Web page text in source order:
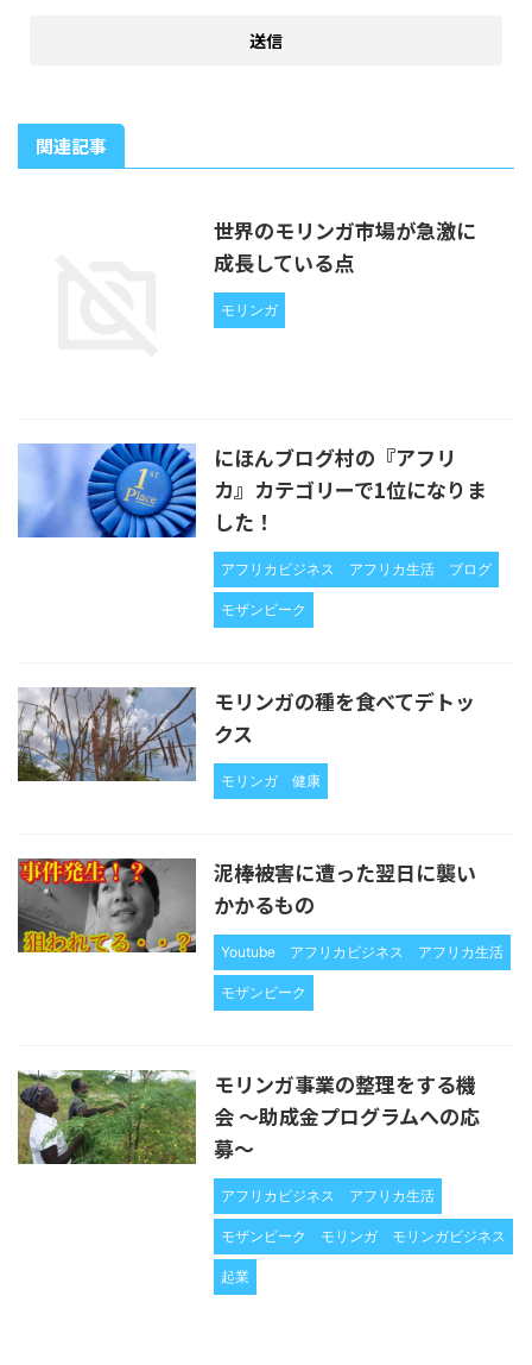
関連記事
世界のモリンガ市場が急激に
成長している点
モリンガ
にほんブログ村の『アフリ
カ』カテゴリーで1位になりま
した！
アフリカビジネス アフリカ生活 ブログ
モザンビーク
モリンガの種を食べてデトッ
クス
モリンガ 健康
泥棒被害に遭った翌日に襲い
かかるもの
Youtube アフリカビジネス アフリカ生活
モザンビーク
モリンガ事業の整理をする機
会 〜助成金プログラムへの応
募〜
アフリカビジネス アフリカ生活
モザンビーク モリンガ モリンガビジネス
起業